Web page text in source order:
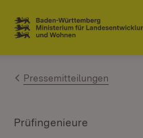
Zum Inhalt springen
Link zur Startseite
Pressemitteilungen
Prüfingenieure